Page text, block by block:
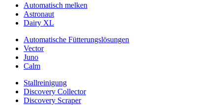
Automatisch melken
Astronaut
Dairy XL
Automatische Fütterungslösungen
Vector
Juno
Calm
Stallreinigung
Discovery Collector
Discovery Scraper